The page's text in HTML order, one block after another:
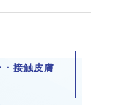
接触皮膚